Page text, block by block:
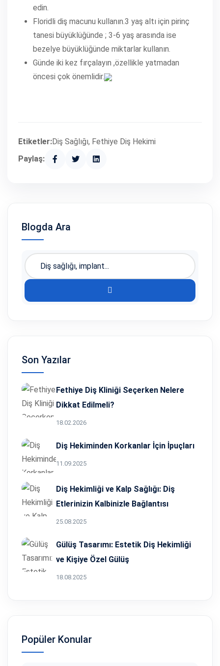
edin.
Floridli diş macunu kullanın.3 yaş altı için pirinç
tanesi büyüklüğünde ; 3-6 yaş arasında ise
bezelye büyüklüğünde miktarlar kullanın.
Günde iki kez fırçalayın ,özellikle yatmadan
öncesi çok önemlidir.
Etiketler:Diş Sağlığı, Fethiye Diş Hekimi
Paylaş:
Blogda Ara
Son Yazılar
Fethiye Diş Kliniği Seçerken Nelere
Dikkat Edilmeli?
18.02.2026
Diş Hekiminden Korkanlar İçin İpuçları
11.09.2025
Diş Hekimliği ve Kalp Sağlığı: Diş
Etlerinizin Kalbinizle Bağlantısı
25.08.2025
Gülüş Tasarımı: Estetik Diş Hekimliği
ve Kişiye Özel Gülüş
18.08.2025
Popüler Konular